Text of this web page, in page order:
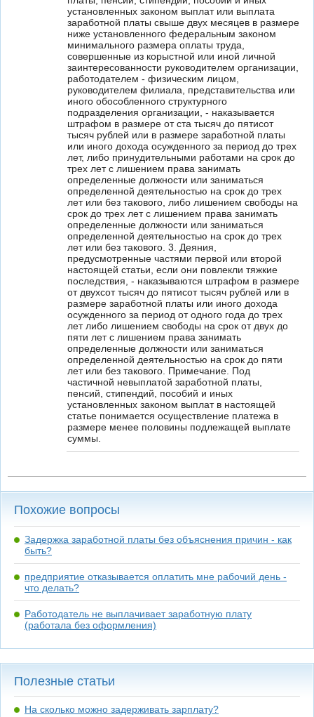
установленных законом выплат или выплата
заработной платы свыше двух месяцев в размере
ниже установленного федеральным законом
минимального размера оплаты труда,
совершенные из корыстной или иной личной
заинтересованности руководителем организации,
работодателем - физическим лицом,
руководителем филиала, представительства или
иного обособленного структурного
подразделения организации, - наказывается
штрафом в размере от ста тысяч до пятисот
тысяч рублей или в размере заработной платы
или иного дохода осужденного за период до трех
лет, либо принудительными работами на срок до
трех лет с лишением права занимать
определенные должности или заниматься
определенной деятельностью на срок до трех
лет или без такового, либо лишением свободы на
срок до трех лет с лишением права занимать
определенные должности или заниматься
определенной деятельностью на срок до трех
лет или без такового. 3. Деяния,
предусмотренные частями первой или второй
настоящей статьи, если они повлекли тяжкие
последствия, - наказываются штрафом в размере
от двухсот тысяч до пятисот тысяч рублей или в
размере заработной платы или иного дохода
осужденного за период от одного года до трех
лет либо лишением свободы на срок от двух до
пяти лет с лишением права занимать
определенные должности или заниматься
определенной деятельностью на срок до пяти
лет или без такового. Примечание. Под
частичной невыплатой заработной платы,
пенсий, стипендий, пособий и иных
установленных законом выплат в настоящей
статье понимается осуществление платежа в
размере менее половины подлежащей выплате
суммы.
Похожие вопросы
Задержка заработной платы без объяснения причин - как
быть?
предприятие отказывается оплатить мне рабочий день -
что делать?
Работодатель не выплачивает заработную плату
(работала без оформления)
Полезные статьи
На сколько можно задерживать зарплату?